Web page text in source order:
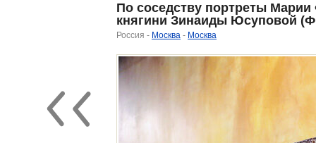
По соседству портреты Марии
княгини Зинаиды Юсуповой
Россия - Москва - Москва